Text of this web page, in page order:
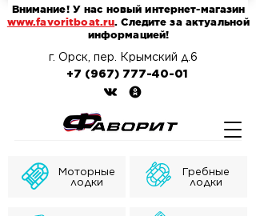
г. Орск, пер. Крымский д.6
+7 (967) 777-40-01
Внимание! У нас новый интернет-магазин
www.favoritboat.ru. Следите за актуальной
информацией!
Моторные
лодки
Гребные
лодки